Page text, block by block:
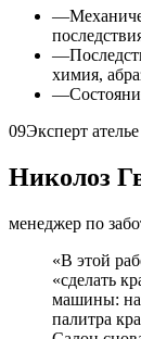
—
—
химия,
—
09Эксперт ателье
Николоз
менеджер по
«В этой
«сделать
машины:
палитра